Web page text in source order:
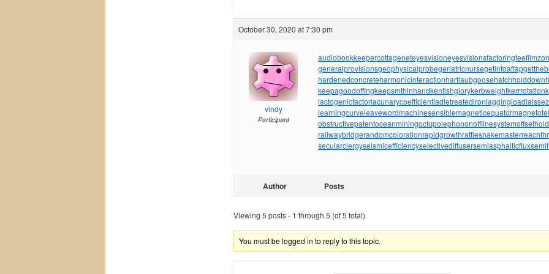
October 30, 2020 at 7:30 pm
vindy
Participant
audiobookkeepercottageneteyesvisioneyesvisionsfactoringfee
generalprovisionsgeophysicalprobegeriatricnursegetintoaflap
hardenedconcreteharmonicinteractionhartlaubgoosehatchholddown
keepagoodoffingkeepsmthinhandkentishglorykerbweightkerrrotation
lactogenicfactorlacunarycoefficientladletreatedironlaggingload
learningcurveleavewordmachinesensiblemagneticequator
obstructivepatentoceanminingoctupolephononofflinesystem
railwaybridgerandomcolorationrapidgrowthrattlesnakemaster
secularclergyseismicefficiencyselectivediffusersemiasphalticflux
Author Posts
Viewing 5 posts - 1 through 5 (of 5 total)
You must be logged in to reply to this topic.